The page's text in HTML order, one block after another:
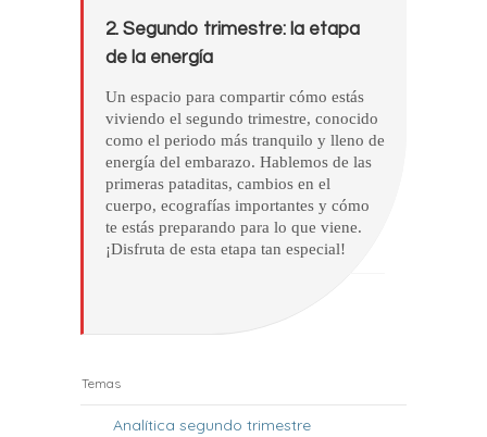
2. Segundo trimestre: la etapa
de la energía
Un espacio para compartir cómo estás
viviendo el segundo trimestre, conocido
como el periodo más tranquilo y lleno de
energía del embarazo. Hablemos de las
primeras pataditas, cambios en el
cuerpo, ecografías importantes y cómo
te estás preparando para lo que viene.
¡Disfruta de esta etapa tan especial!
Temas
Analítica segundo trimestre